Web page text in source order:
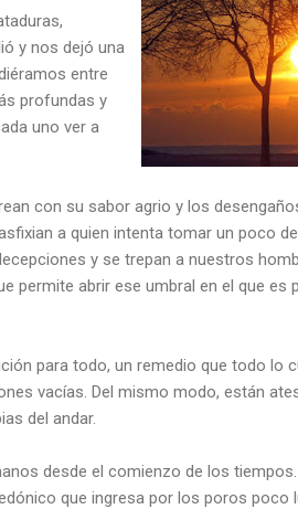
y nos dejó una
entre
profundas y
uno ver a
con su sabor agrio y los
a quien intenta tomar un poco
y se trepan a nuestros
permite abrir ese umbral en el que es
para todo, un remedio que todo lo
vacías. Del mismo modo, están
del andar.
desde el comienzo de los
que ingresa por los poros poco